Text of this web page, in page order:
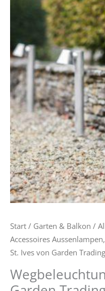
Start / Garten & Balkon /
Accessoires Aussenlampen,
St. Ives von Garden Trading